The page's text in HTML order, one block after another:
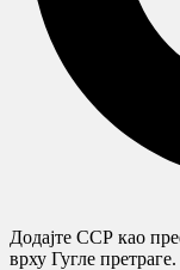
Додајте ССР као
врху Гугле претраге.